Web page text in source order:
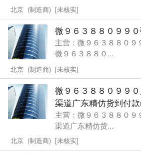
北京 (制造商) [未核实]
微９６３８８０９９
主营：微９６３８８０
微９６３８８０...
北京 (制造商) [未核实]
微９６３８８０９９
渠道广东精仿货到付
主营：微９６３８８０９
渠道广东精仿货...
北京 (制造商) [未核实]